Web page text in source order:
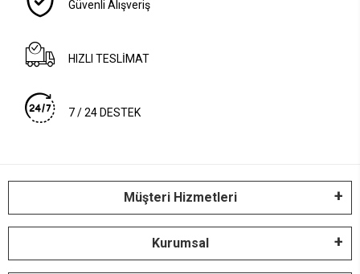
Güvenli Alışveriş
HIZLI TESLİMAT
7 / 24 DESTEK
Müşteri Hizmetleri
Kurumsal